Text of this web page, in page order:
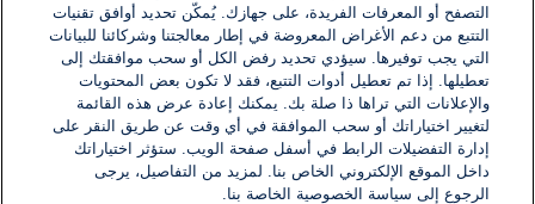
اكتب تعليقًا جديدًا ...
التصفح أو المعرفات الفريدة، على جهازك. يُمكّن تحديد أوافق تقنيات
التتبع من دعم الأغراض المعروضة في إطار معالجتنا وشركائنا للبيانات
التي يجب توفيرها. سيؤدي تحديد رفض الكل أو سحب موافقتك إلى
تعطيلها. إذا تم تعطيل أدوات التتبع، فقد لا تكون بعض المحتويات
والإعلانات التي تراها ذا صلة بك. يمكنك إعادة عرض هذه القائمة
لتغيير اختياراتك أو سحب الموافقة في أي وقت عن طريق النقر على
إدارة التفضيلات الرابط في أسفل صفحة الويب. ستؤثر اختياراتك
داخل الموقع الإلكتروني الخاص بنا. لمزيد من التفاصيل، يرجى
الرجوع إلى سياسة الخصوصية الخاصة بنا.